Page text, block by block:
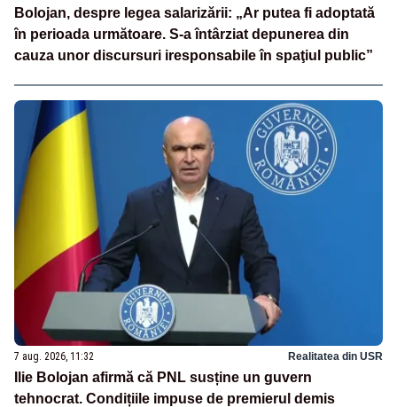
Bolojan, despre legea salarizării: „Ar putea fi adoptată
în perioada următoare. S-a întârziat depunerea din
cauza unor discursuri iresponsabile în spaţiul public”
7 aug. 2026, 11:32 Realitatea din USR
Ilie Bolojan afirmă că PNL susține un guvern
tehnocrat. Condițiile impuse de premierul demis